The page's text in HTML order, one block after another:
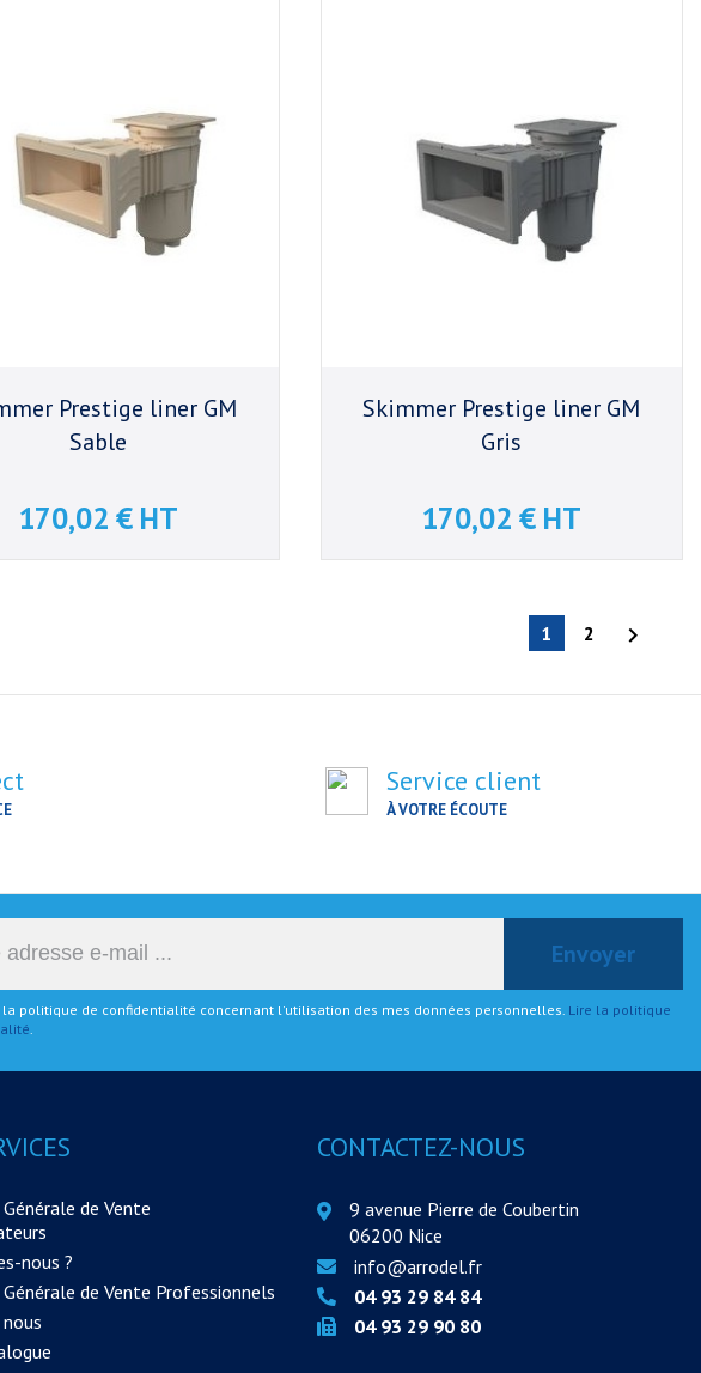
Prestige liner GM
Sable
Prix
170,02 € HT
Skimmer Prestige liner GM
Gris
Prix
170,02 € HT
1 2 
Service client
À VOTRE ÉCOUTE
la politique de confidentialité concernant l'utilisation des mes données personnelles. Lire la politique
de Vente
nous ?
de Vente Professionnels
CONTACTEZ-NOUS
9 avenue Pierre de Coubertin
06200 Nice
info@arrodel.fr
04 93 29 84 84
04 93 29 90 80